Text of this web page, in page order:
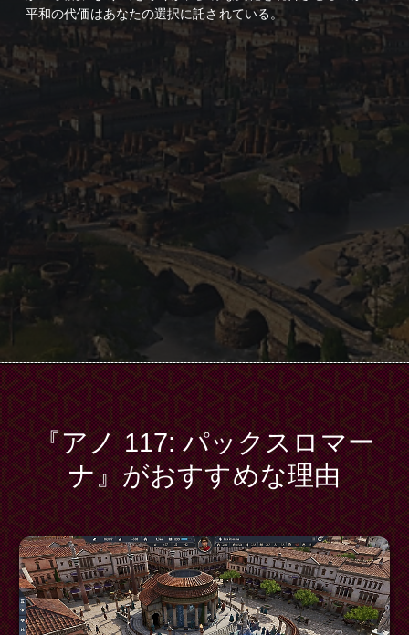
平和の代価はあなたの選択に託されている。
『アノ 117: パックスロマー
ナ』がおすすめな理由